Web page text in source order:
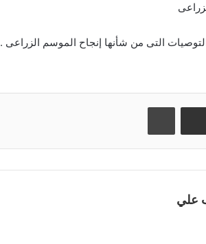
التى من شأنها إنجاح الموسم الزراعى .
مشاركة عبر البريد طباعة
علي